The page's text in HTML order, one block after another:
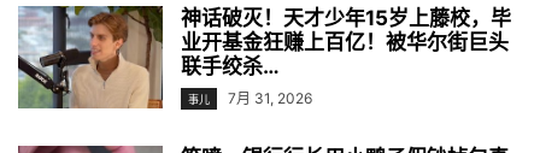
神话破灭！天才少年15岁上藤校，毕
业开基金狂赚上百亿！被华尔街巨头
联手绞杀…
事儿 7月 31, 2026